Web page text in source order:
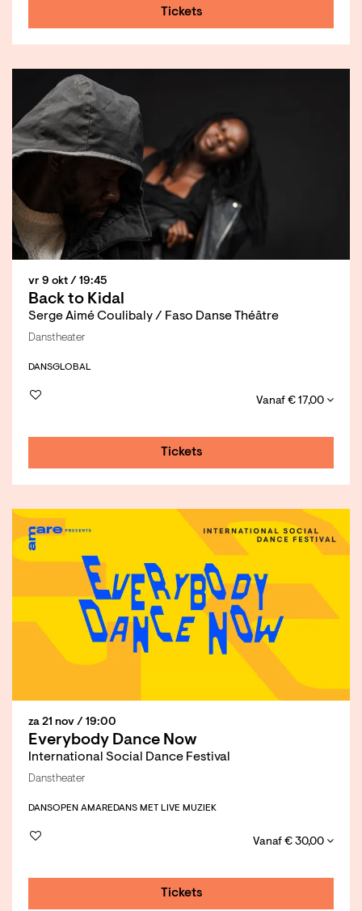
Tickets
Back to Kidal
Serge Aimé Coulibaly / Faso Danse Théâtre
vr 9 okt / 19:45
Danstheater
DANSGLOBAL
Vanaf € 17,00
Tickets
Everybody Dance Now
International Social Dance Festival
za 21 nov / 19:00
Danstheater
DANSOPEN AMARE DANS MET LIVE MUZIEK
Vanaf € 30,00
Tickets